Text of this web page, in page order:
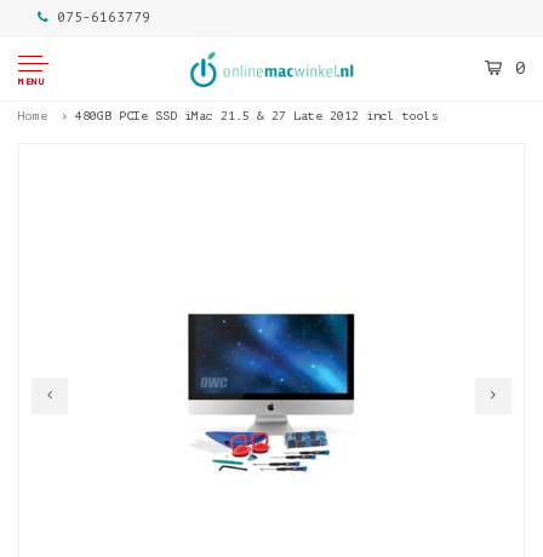
075-6163779
MENU
0
Home 480GB PCIe SSD iMac 21.5 & 27 Late 2012 incl tools